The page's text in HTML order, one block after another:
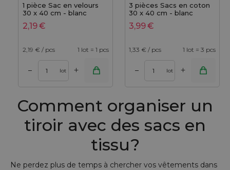
1 pièce Sac en velours
30 x 40 cm - blanc
2,19€
2,19 € / pcs 1 lot = 1 pcs
– lot +
3 pièces Sacs en coton
30 x 40 cm - blanc
3,99€
1,33 € / pcs 1 lot = 3 pcs
– lot +
Comment organiser un
tiroir avec des sacs en
tissu?
Ne perdez plus de temps à chercher vos vêtements dans